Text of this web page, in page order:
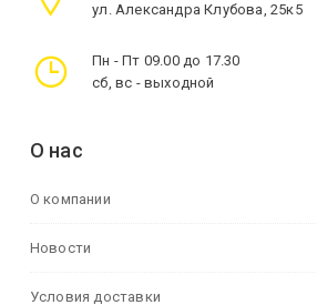
ул. Александра Клубова, 25к5
Пн - Пт 09.00 до 17.30
сб, вс - выходной
О нас
О компании
Новости
Условия доставки